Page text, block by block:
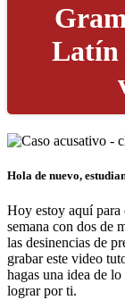
Latín
Hola de nuevo,
Hoy estoy aquí para
semana con dos de
las desinencias de
grabar este video
hagas una idea de
lograr por ti.